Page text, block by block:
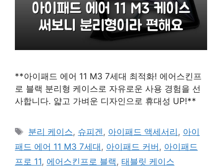
**아이패드 에어 11 M3 7세대 최적화! 에어스킨프
로 블랙 분리형 케이스로 자유로운 사용 경험을 선
사합니다. 얇고 가벼운 디자인으로 휴대성 UP!**
태
그
분리 케이스, 슈피겐 , 아이패드 액세서리 , 아이
패드 에어 11 M3 7세대 , 아이패드 커버 , 아이패드
프로 11, 에어스킨프로 블랙 , 태블릿 케이스